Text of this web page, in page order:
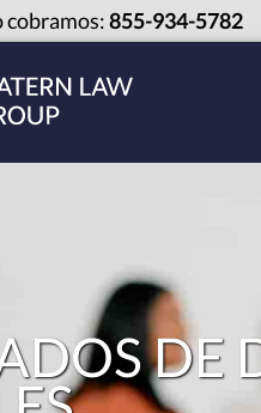
cobramos:855-934-5782
DE